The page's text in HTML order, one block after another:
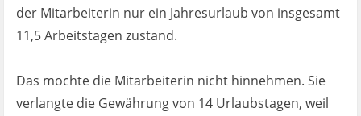
der Mitarbeiterin nur ein Jahresurlaub von insgesamt
11,5 Arbeitstagen zustand.
Das mochte die Mitarbeiterin nicht hinnehmen. Sie
verlangte die Gewährung von 14 Urlaubstagen, weil